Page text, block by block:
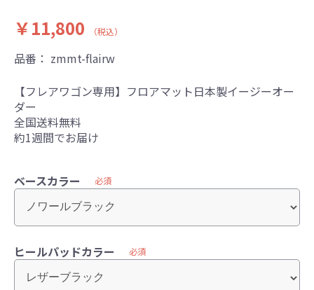
￥11,800
（税込）
品番： zmmt-flairw
【フレアワゴン専用】フロアマット日本製イージーオー
ダー
全国送料無料
約1週間でお届け
ベースカラー 必須
ヒールパッドカラー 必須